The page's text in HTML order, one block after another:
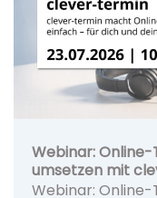
Webinar:
umsetzen mit
Webinar: